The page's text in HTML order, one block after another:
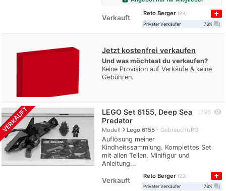
Verkauft
Reto Berger
23
Privater Verkäufer
78% question_answer
Jetzt kostenfrei verkaufen
Und was möchtest du verkaufen?
Keine Provision auf Verkäufe & keine
Gebühren.
VERKAUFT
LEGO Set 6155, Deep Sea
Predator
Modellnavigate_nextLego 6155 Gebraucht/PO
Auflösung meiner
Kindheitssammlung. Komplettes Set
mit allen Teilen, Minifigur und
Anleitung...
1796 visibility
Verkauft
Reto Berger
23
Privater Verkäufer
78% question_answer